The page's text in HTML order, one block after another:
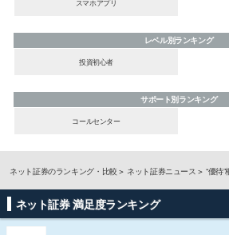
スマホアプリ
レベル別ランキング
投資初心者
サポート別ランキング
コールセンター
ネット証券のランキング・比較 ネット証券ニュース “優待
ネット証券 満足度ランキング